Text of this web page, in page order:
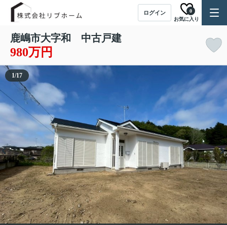
ログイン
お気に入り
0
鹿嶋市大字和 中古戸建
980万円
1/17